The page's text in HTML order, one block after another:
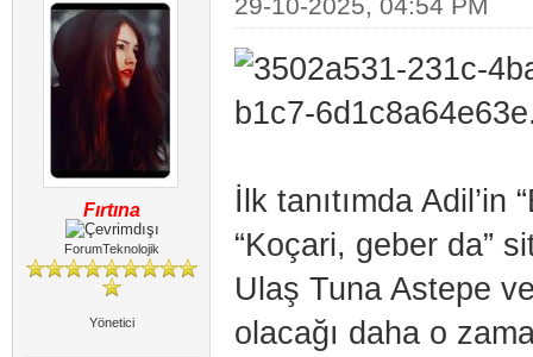
Fırtına
ForumTeknolojik
Yönetici
İlk tanıtımda Adil’in
“Koçari, geber da”
Ulaş Tuna Astepe
olacağı daha o